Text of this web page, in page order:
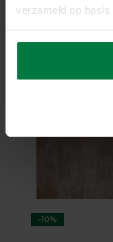
verzameld op
-10%